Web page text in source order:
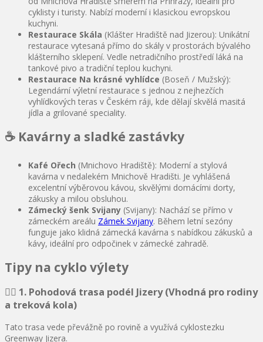
cyklisty i turisty. Nabízí moderní i klasickou evropskou
kuchyni.
Restaurace Skála (Klášter Hradiště nad Jizerou): Unikátní
restaurace vytesaná přímo do skály v prostorách bývalého
klášterního sklepení. Vedle netradičního prostředí láká na
tankové pivo a tradiční teplou kuchyni.
Restaurace Na krásné vyhlídce (Boseň / Mužský):
Legendární výletní restaurace s jednou z nejhezčích
vyhlídkových teras v Českém ráji, kde dělají skvělá masitá
jídla a grilované speciality.
☕ Kavárny a sladké zastávky
Kafé Ořech (Mnichovo Hradiště): Moderní a stylová
kavárna v nedalekém Mnichově Hradišti. Je vyhlášená
excelentní výběrovou kávou, skvělými domácími dorty,
zákusky a milou obsluhou.
Zámecký šenk Svijany (Svijany): Nachází se přímo v
zámeckém areálu Zámek Svijany. Během letní sezóny
funguje jako klidná zámecká kavárna s nabídkou zákusků a
kávy, ideální pro odpočinek v zámecké zahradě.
Tipy na cyklo výlety
🚴‍♂️ 1. Pohodová trasa podél Jizery (Vhodná pro rodiny
a treková kola)
Tato trasa vede převážně po rovině a využívá cyklostezku
Greenway Jizera.